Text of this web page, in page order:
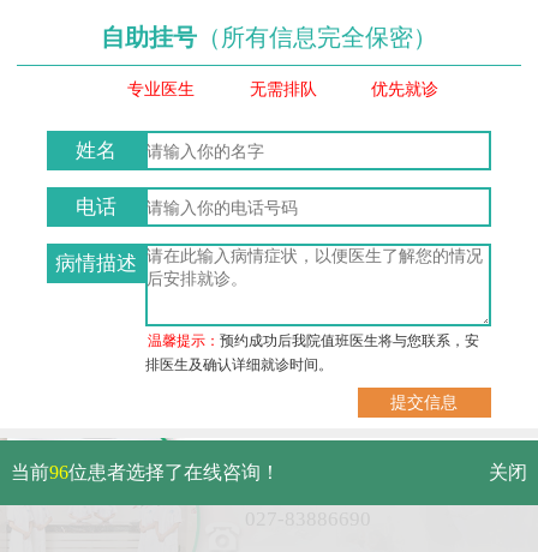
自助挂号 （所有信息完全保密）
专业医生 无需排队 优先就诊
姓名
电话
病情描述
温馨提示：预约成功后我院值班医生将与您联系，安
排医生及确认详细就诊时间。
武汉市硚口区解放大道479号
免费电话：
当前96位患者选择了在线咨询！ 关闭